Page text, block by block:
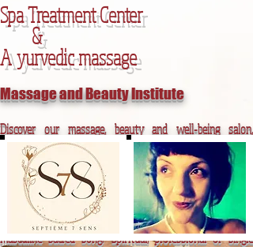
Spa Treatment Center
&
A yurvedic massage
Massage and Beauty Institute
Discover our massage, beauty and well-being salon,
relaxation area, spa
Tea, coffee and natural vitamin juices.
Coach in love, marriage, marriage and image counseling
Workshops imitation reflexology massage and self
massage, awakening of the senses and feminine and
masculine sacred song. Spiritual, professional or single